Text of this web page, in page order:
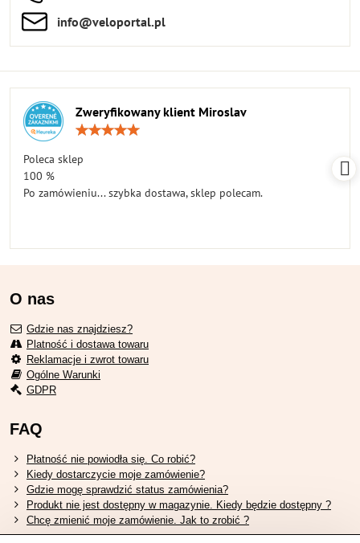
info​​@veloportal​.pl
Zweryfikowany klient Miroslav
Poleca sklep
100 %
Po zamówieniu... szybka dostawa, sklep polecam.
O nas
Gdzie nas znajdziesz?
Platność i dostawa towaru
Reklamacje i zwrot towaru
Ogólne Warunki
GDPR
FAQ
Płatność nie powiodła się. Co robić?
Kiedy dostarczycie moje zamówienie?
Gdzie mogę sprawdzić status zamówienia?
Produkt nie jest dostępny w magazynie. Kiedy będzie dostępny ?
Chcę zmienić moje zamówienie. Jak to zrobić ?